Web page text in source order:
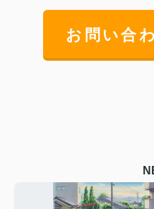
お問い合